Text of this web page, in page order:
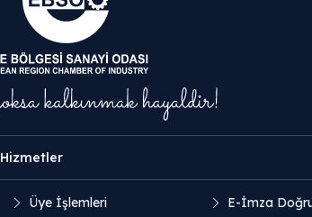
Hizmetler
Üye İşlemleri
E-İmza